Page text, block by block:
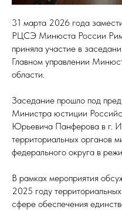
31 марта 2026 года
РЦСЭ Минюста России
приняла участие в
Главном управлении
области.
Заседание прошло под
Министра юстиции
Юрьевича Панферова в г.
территориальных органов
федерального округа в
В рамках мероприятия
2025 году
сфере обеспечения